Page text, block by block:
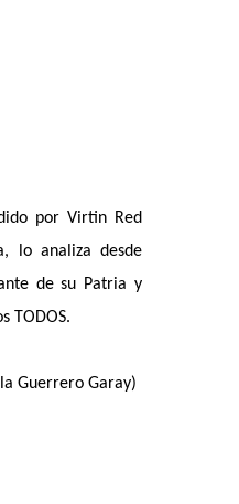
por Virtin Red
lo analiza desde
de su Patria y
TODOS.
Guerrero Garay)